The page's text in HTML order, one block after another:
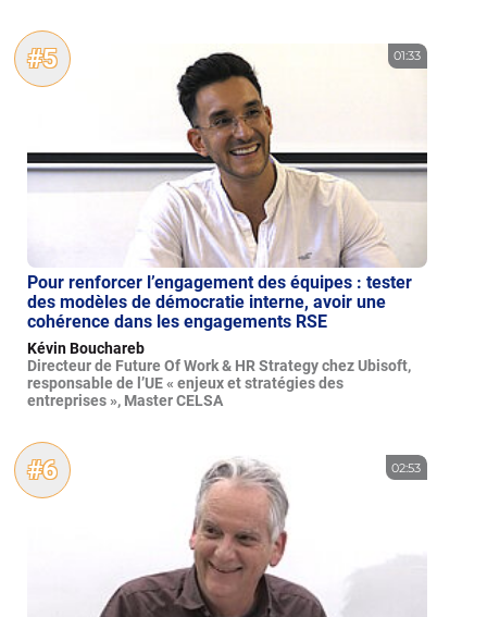
#5 01:33
Pour renforcer l’engagement des équipes : tester
des modèles de démocratie interne, avoir une
cohérence dans les engagements RSE
Kévin Bouchareb
Directeur de Future Of Work & HR Strategy chez Ubisoft,
responsable de l’UE « enjeux et stratégies des
entreprises », Master CELSA
#6 02:53